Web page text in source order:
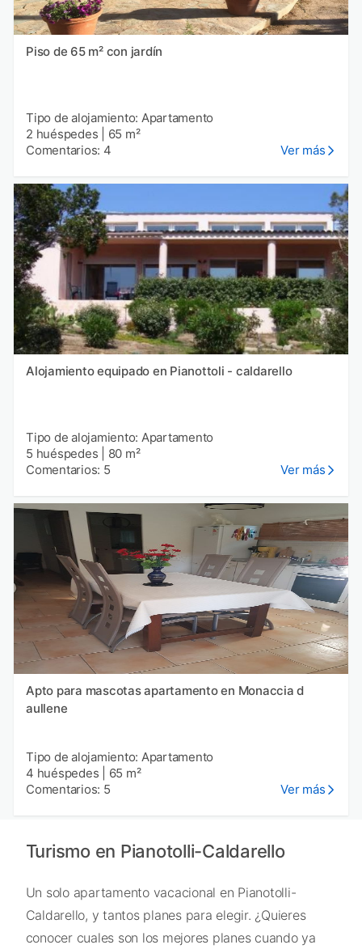
Piso de 65 m² con jardín
Tipo de alojamiento: Apartamento
2 huéspedes
65 m²
Comentarios: 4
Ver más
Alojamiento equipado en Pianottoli - caldarello
Tipo de alojamiento: Apartamento
5 huéspedes
80 m²
Comentarios: 5
Ver más
Apto para mascotas apartamento en Monaccia d
aullene
Tipo de alojamiento: Apartamento
4 huéspedes
65 m²
Comentarios: 5
Ver más
Turismo en Pianotolli-Caldarello
Un solo apartamento vacacional en Pianotolli-
Caldarello, y tantos planes para elegir. ¿Quieres
conocer cuales son los mejores planes cuando ya